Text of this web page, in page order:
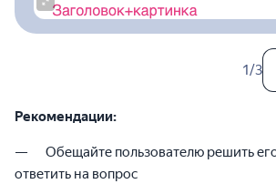
1/3
Рекомендации:
Обещайте пользователю решить
ответить на вопрос